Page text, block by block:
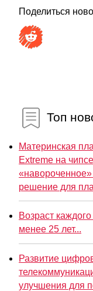
Поделиться
Топ
Материнская
Extreme на
решение для
Возраст
менее 25 лет...
Развитие
улучшения для